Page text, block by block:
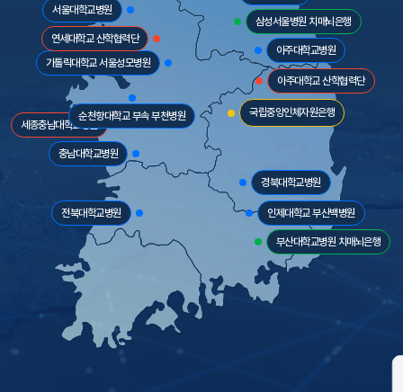
삼성서울병원 치매뇌은행
아주대학교병원
아주대학교 산학협력단
국립중앙인체자원은행
경북대학교병원
인제대학교 부산백병원
부산대학교병원 치매뇌은행
전북대학교병원
충남대학교병원
세종충남대학교병원
순천향대학교 부속 부천병원
가톨릭대학교 서울성모병원
연세대학교 산학협력단
서울대학교병원